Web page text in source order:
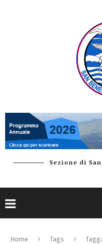
Sezione di
Home Tags